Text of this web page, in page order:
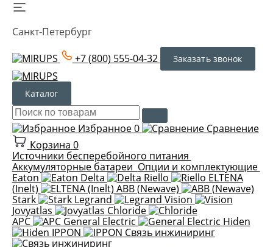
Санкт-Петербург
+7 (800) 555-04-32
Заказать звонок
Каталог
Избранное 0
Сравнение
Корзина 0
Источники бесперебойного питания
Аккумуляторные батареи Опции и комплектующие
Eaton
Delta Riello
ELTENA
(Inelt)
ABB (Newave)
Stark
Legrand
Vision
Jovyatlas
Chloride
APC
General Electric
Hiden
IPPON
Связь инжиниринг